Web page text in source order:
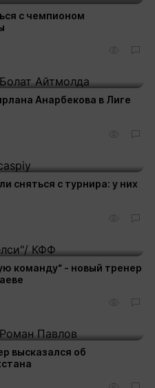
с чемпионом
Анарбекова в Лиге
сняться с турнира: у них
команду“ - новый тренер
высказался об